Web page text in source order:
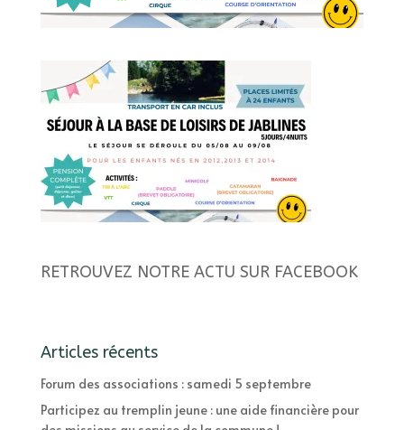
RETROUVEZ NOTRE ACTU SUR FACEBOOK
Articles récents
Forum des associations : samedi 5 septembre
Participez au tremplin jeune : une aide financière pour